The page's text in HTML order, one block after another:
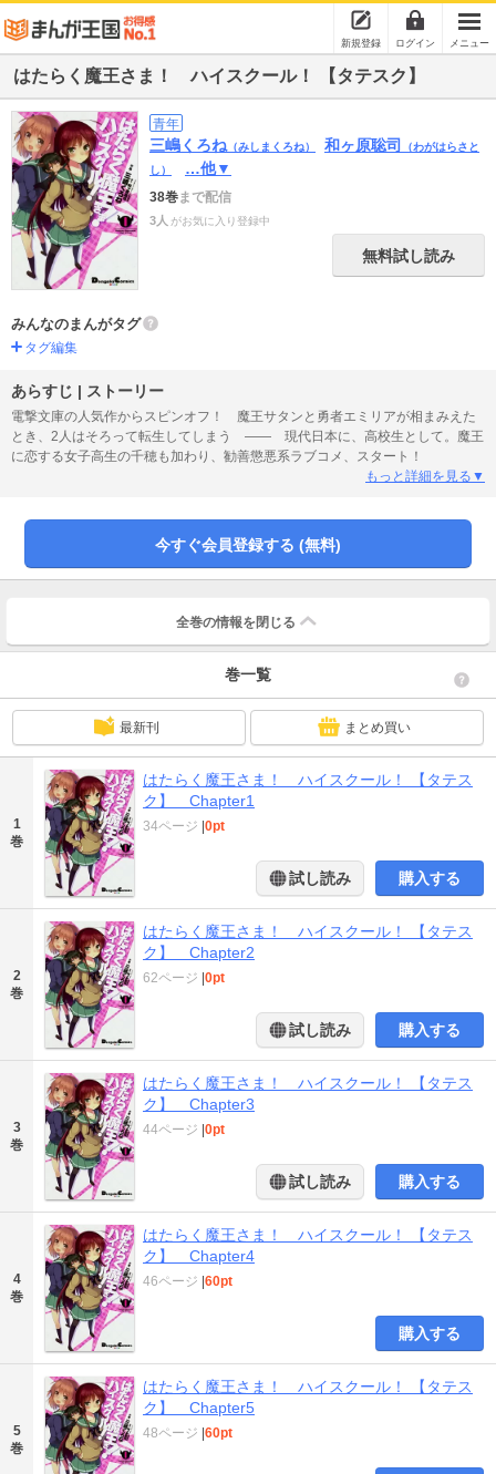
新規登録 ログイン メニュー
はたらく魔王さま！ ハイスクール！ 【タテスク】
青年
三嶋くろね （みしまくろね） 和ヶ原聡司
（わがはらさと
し）
…他▼
38巻まで配信
3人 がお気に入り登録中
無料試し読み
みんなのまんがタグ
タグ編集
あらすじ | ストーリー
電撃文庫の人気作からスピンオフ！ 魔王サタンと勇者エミリアが相まみえた
とき、2人はそろって転生してしまう ―― 現代日本に、高校生として。魔王
に恋する女子高生の千穂も加わり、勧善懲悪系ラブコメ、スタート！
もっと詳細を見る▼
今すぐ会員登録する (無料)
全巻の情報を 閉じる
巻一覧
最新刊 まとめ買い
1
巻
はたらく魔王さま！ ハイスクール！ 【タテス
ク】 Chapter1
34ページ 0pt
試し読み 購入する
2
巻
はたらく魔王さま！ ハイスクール！ 【タテス
ク】 Chapter2
62ページ 0pt
試し読み 購入する
3
巻
はたらく魔王さま！ ハイスクール！ 【タテス
ク】 Chapter3
44ページ 0pt
試し読み 購入する
4
巻
はたらく魔王さま！ ハイスクール！ 【タテス
ク】 Chapter4
46ページ 60pt
購入する
5
巻
はたらく魔王さま！ ハイスクール！ 【タテス
ク】 Chapter5
48ページ 60pt